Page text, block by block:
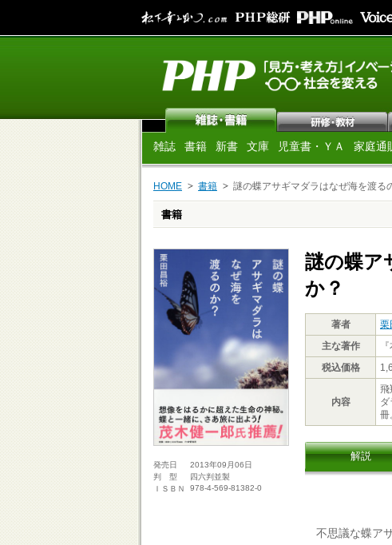
雑誌 書籍 新書 文庫 児童書・ＹＡ 家庭通
HOME 書籍 謎の蝶アサギマダラはなぜ海を渡る
書籍
発売日
2013年09月06日
判 型
四六判並製
ＩＳＢＮ
978-4-569-81382-0
謎の蝶ア
か？
著者 栗
主な著作
税込価格
内容
飛
冊
解説
不思議な蝶アサ